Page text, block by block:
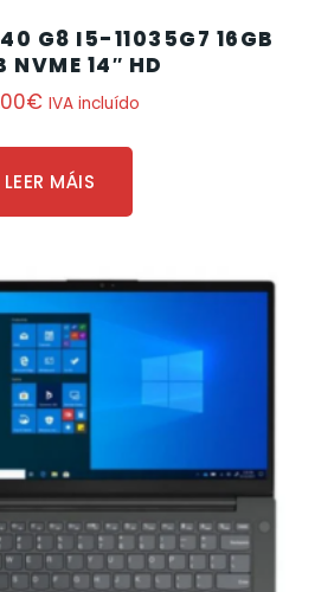
G8 I5-11035G7 16GB
NVME 14″ HD
€ IVA incluído
LEER MÁIS